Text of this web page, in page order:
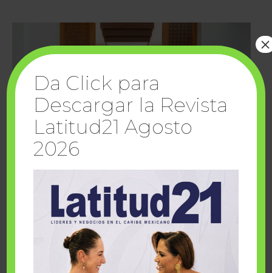
Cuando la solidaridad inspira; cumplen
sueños Fairmont Mayakoba y Make-A-Wish
Da Click para
Descargar la Revista
Latitud21 Agosto
2026
×